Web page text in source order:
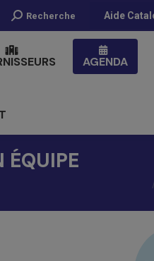
Recherche
Recherche Aide
AGENDA
ÉQUIPE